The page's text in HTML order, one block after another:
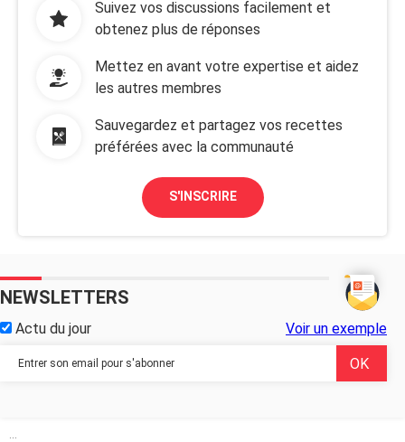
Suivez vos discussions facilement et
obtenez plus de réponses
Mettez en avant votre expertise et aidez
les autres membres
Sauvegardez et partagez vos recettes
préférées avec la communauté
S'INSCRIRE
NEWSLETTERS
Actu du jour Voir un exemple
...